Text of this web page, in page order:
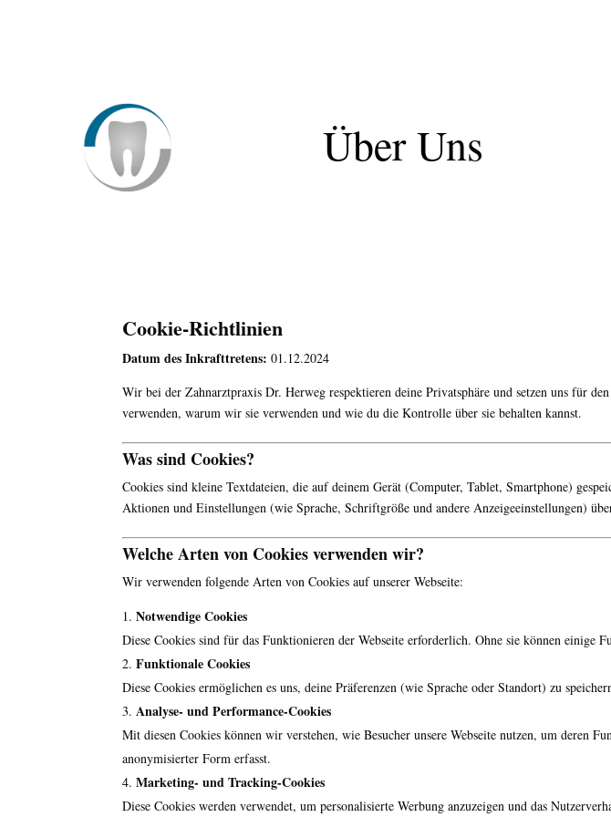
Über Uns
Cookie-Richtlinien
Datum des Inkrafttretens: 01.12.2024
Wir bei der Zahnarztpraxis Dr. Herweg respektieren deine Privatsphäre und setzen uns für
verwenden, warum wir sie verwenden und wie du die Kontrolle über sie behalten kannst.
Was sind Cookies?
Cookies sind kleine Textdateien, die auf deinem Gerät (Computer, Tablet, Smartphone)
Aktionen und Einstellungen (wie Sprache, Schriftgröße und andere Anzeigeeinstellungen)
Welche Arten von Cookies verwenden wir?
Wir verwenden folgende Arten von Cookies auf unserer Webseite:
Notwendige Cookies
Diese Cookies sind für das Funktionieren der Webseite erforderlich. Ohne sie können einige
Funktionale Cookies
Diese Cookies ermöglichen es uns, deine Präferenzen (wie Sprache oder Standort) zu
Analyse- und Performance-Cookies
Mit diesen Cookies können wir verstehen, wie Besucher unsere Webseite nutzen, um deren
anonymisierter Form erfasst.
Marketing- und Tracking-Cookies
Diese Cookies werden verwendet, um personalisierte Werbung anzuzeigen und das